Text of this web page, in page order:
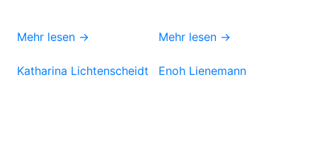
Mehr lesen → Mehr lesen →
Katharina Lichtenscheidt Enoh Lienemann